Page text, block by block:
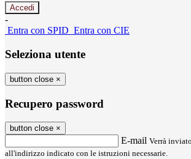
-
Entra con SPID Entra con CIE
Seleziona utente
button close ×
Recupero password
button close ×
E-mail Verrà
all'indirizzo indicato con le istruzioni necessarie.